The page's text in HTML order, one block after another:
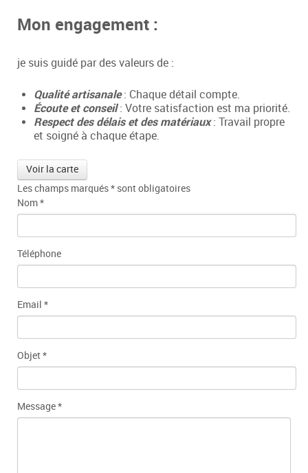
Mon engagement :
je suis guidé par des valeurs de :
Qualité artisanale: Chaque détail compte.
Écoute et conseil: Votre satisfaction est ma priorité.
Respect des délais et des matériaux: Travail propre
et soigné à chaque étape.
Voir la carte
Les champs marqués* sont obligatoires
Nom*
Téléphone
Email *
Objet*
Message*